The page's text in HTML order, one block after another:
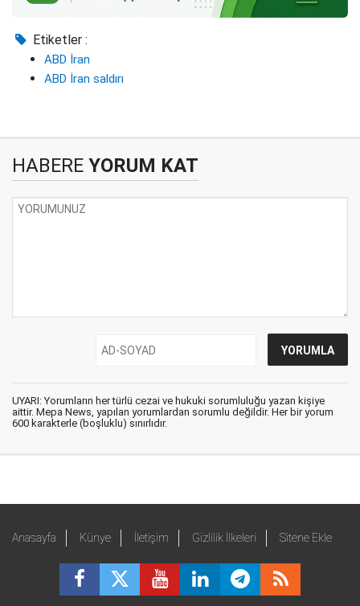
Etiketler :
ABD İran
ABD İran saldırı
HABERE YORUM KAT
UYARI: Yorumların her türlü cezai ve hukuki sorumluluğu yazan kişiye
aittir. Mepa News, yapılan yorumlardan sorumlu değildir. Her bir yorum
600 karakterle (boşluklu) sınırlıdır.
Anasayfa Künye İletişim Gizlilik İlkeleri Sitene Ekle